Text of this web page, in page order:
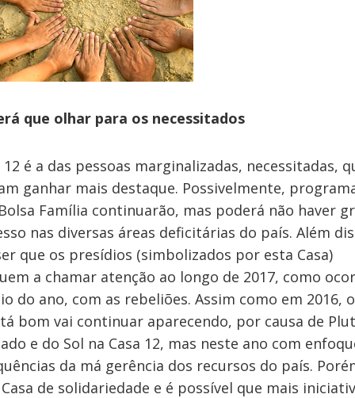
que olhar para os necessitados
12 é a das pessoas marginalizadas, necessitadas,
ganhar mais destaque. Possivelmente,
Família continuarão, mas poderá não haver
nas diversas áreas deficitárias do país. Além
que os presídios (simbolizados por esta Casa)
a chamar atenção ao longo de 2017, como
do ano, com as rebeliões. Assim como em 2016,
bom vai continuar aparecendo, por causa de
e do Sol na Casa 12, mas neste ano com
da má gerência dos recursos do país.
de solidariedade e é possível que mais